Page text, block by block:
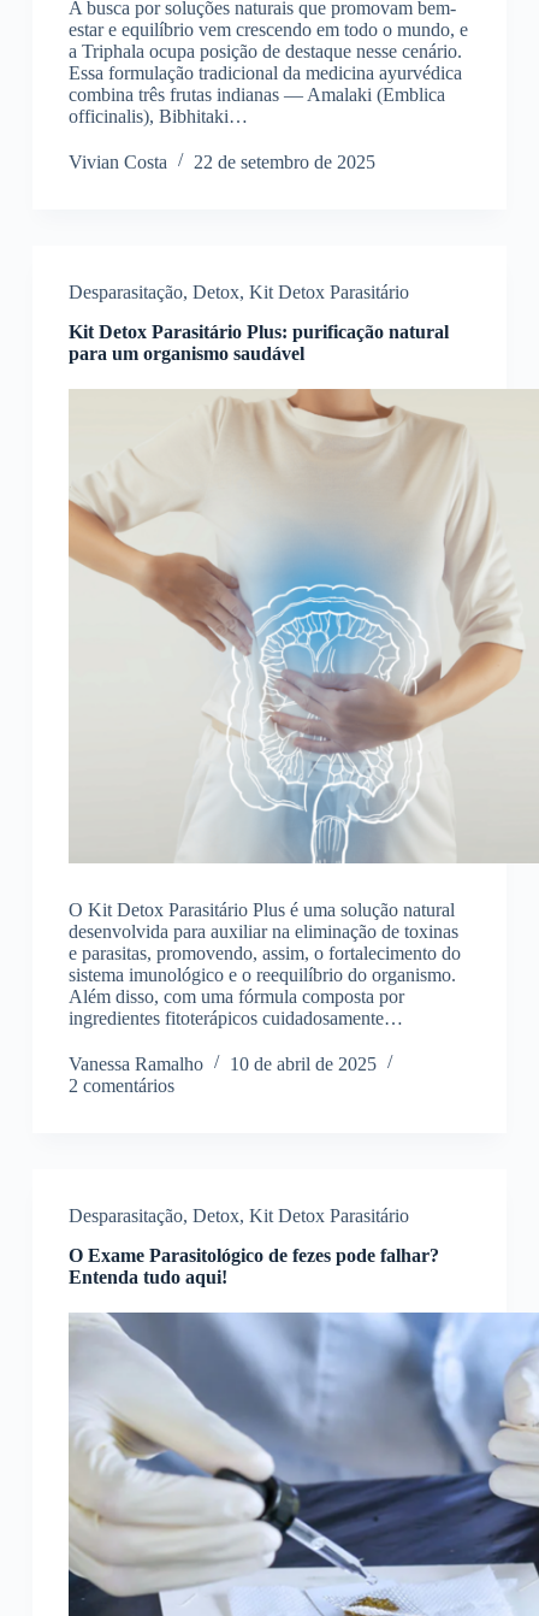
A busca por soluções naturais que promovam bem-
estar e equilíbrio vem crescendo em todo o mundo, e
a Triphala ocupa posição de destaque nesse cenário.
Essa formulação tradicional da medicina ayurvédica
combina três frutas indianas — Amalaki (Emblica
officinalis), Bibhitaki…
Vivian Costa 22 de setembro de 2025
Desparasitação, Detox, Kit Detox Parasitário
Kit Detox Parasitário Plus: purificação natural
para um organismo saudável
O Kit Detox Parasitário Plus é uma solução natural
desenvolvida para auxiliar na eliminação de toxinas
e parasitas, promovendo, assim, o fortalecimento do
sistema imunológico e o reequilíbrio do organismo.
Além disso, com uma fórmula composta por
ingredientes fitoterápicos cuidadosamente…
Vanessa Ramalho
10 de abril de 2025
2 comentários
Desparasitação, Detox, Kit Detox Parasitário
O Exame Parasitológico de fezes pode falhar?
Entenda tudo aqui!